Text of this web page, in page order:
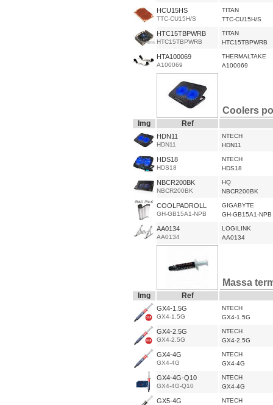
HCU15HS
TTC-CU15H/S
TITAN
TTC-CU15H/S
HTC15TBPWRB
HTC15TBPWRB
TITAN
HTC15TBPWRB
HTA100069
A100069
THERMALTAKE
A100069
Coolers
Img Ref
HDN11
HDN11
NTECH
HDN11
HDS18
HDS18
NTECH
HDS18
NBCR200BK
NBCR200BK
HQ
NBCR200BK
COOLPADROLL
GH-GB15A1-NPB
GIGABYTE
GH-GB15A1-NPB
AA0134
AA0134
LOGILINK
AA0134
Massa
Img Ref
GX4-1.5G
GX4-1.5G
NTECH
GX4-1.5G
GX4-2.5G
GX4-2.5G
NTECH
GX4-2.5G
GX4-4G
GX4-4G
NTECH
GX4-4G
GX4-4G-Q10
GX4-4G-Q10
NTECH
GX4-4G
GX5-4G
NTECH